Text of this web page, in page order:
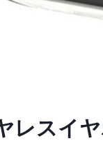
レスイ